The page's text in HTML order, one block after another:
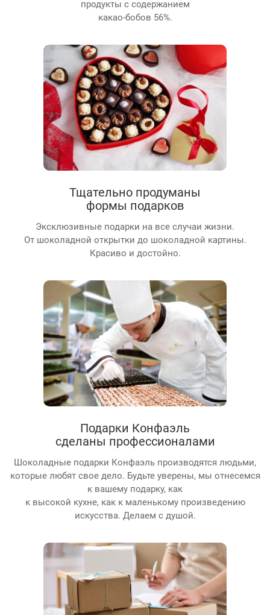
продукты с содержанием
какао-бобов 56%.
Тщательно продуманы
формы подарков
Эксклюзивные подарки на все случаи жизни.
От шоколадной открытки до шоколадной картины.
Красиво и достойно.
Подарки Конфаэль
сделаны профессионалами
Шоколадные подарки Конфаэль производятся людьми,
которые любят свое дело. Будьте уверены, мы отнесемся
к вашему подарку, как
к высокой кухне, как к маленькому произведению
искусства. Делаем с душой.